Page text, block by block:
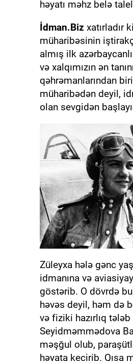
həyatı məhz belə
İdman.Biz xatırladır
müharibəsinin
almış ilk
və xalqımızın ən
qəhrəmanlarından
müharibədən deyil,
olan sevgidən
Züleyxa hələ gənc
idmanına və
göstərib. O dövrdə
həvəs deyil, həm də
və fiziki hazırlıq
Seyidməmmədova
məşğul olub,
həyata keçirib. Qısa